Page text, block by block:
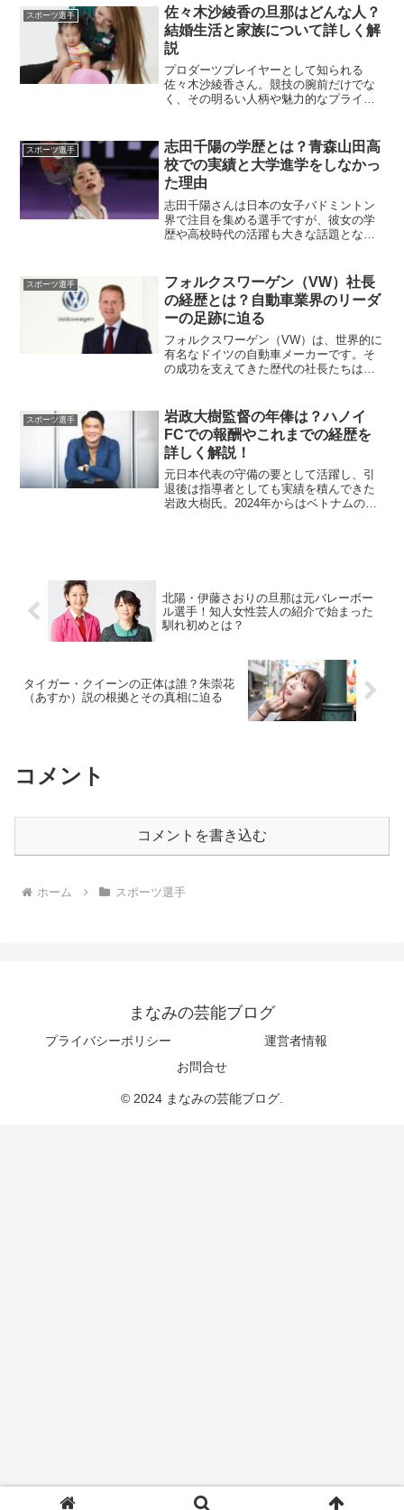
ょうか？今回は、新谷選手の収入源やそ
の内訳について詳しく解説...
スポーツ選手
佐々木沙綾香の旦那はどんな人？
結婚生活と家族について詳しく解
説
プロダーツプレイヤーとして知られる
佐々木沙綾香さん。競技の腕前だけでな
く、その明るい人柄や魅力的なプライベ
の関心が寄せられています。この記事で
は、佐々木沙綾香さんの旦那...
スポーツ選手
志田千陽の学歴とは？青森山田高
校での実績と大学進学をしなかっ
た理由
志田千陽さんは日本の女子バドミントン
界で注目を集める選手ですが、彼女の学
歴や高校時代の活躍も大きな話題となっ
として成長していったのかをご紹介しま
す。志田千陽さんの高校は...
スポーツ選手
フォルクスワーゲン（VW）社長
の経歴とは？自動車業界のリーダ
ーの足跡に迫る
フォルクスワーゲン（VW）は、世界的に
有名なドイツの自動車メーカーです。そ
の成功を支えてきた歴代の社長たちはど
の記事では、フォルクスワーゲン社長た
ちの経歴や取り組み、未...
スポーツ選手
岩政大樹監督の年俸は？ハノイ
FCでの報酬やこれまでの経歴を
詳しく解説！
元日本代表の守備の要として活躍し、引
退後は指導者としても実績を積んできた
岩政大樹氏。2024年からはベトナムの名
北陽・伊藤さおりの旦那は元バレーボー
ル選手！知人女性芸人の紹介で始まった
馴れ初めとは？
タイガー・クイーンの正体は誰？朱崇花
（あすか）説の根拠とその真相に迫る
コメント
コメントを書き込む
ホーム スポーツ選手
まなみの芸能ブログ
プライバシーポリシー
運営者情報
お問合せ
© 2024 まなみの芸能ブログ.